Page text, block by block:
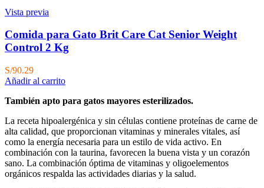
Vista previa
Comida para Gato Brit Care Cat Senior Weight
Control 2 Kg
S/90.29
Añadir al carrito
También apto para gatos mayores esterilizados.
La receta hipoalergénica y sin células contiene proteínas de carne de
alta calidad, que proporcionan vitaminas y minerales vitales, así
como la energía necesaria para un estilo de vida activo. En
combinación con la taurina, favorecen la buena vista y un corazón
sano. La combinación óptima de vitaminas y oligoelementos
orgánicos respalda las actividades diarias y la salud.